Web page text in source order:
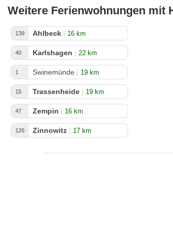
Weitere Ferienwohnungen mit
139 Ahlbeck | 16 km
40 Karlshagen | 22 km
1 Swinemünde | 19 km
15 Trassenheide | 19 km
47 Zempin | 16 km
126 Zinnowitz | 17 km